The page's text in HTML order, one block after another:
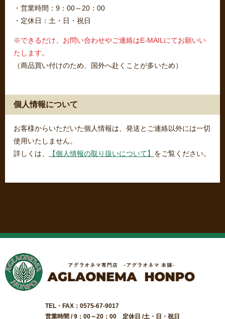
・営業時間：9：00～20：00
・定休日：土・日・祝日
※できるだけ、お問い合わせやご連絡はE-MAILにてお願いい
たします。
（商品買い付けのため、国外へ赴くことが多いため）
個人情報について
お客様からいただいた個人情報は、発送とご連絡以外には一切
使用いたしません。
詳しくは、
【個人情報の取り扱いについて】 をご覧ください。
TEL・FAX：0575-67-9017
営業時間 / 9：00～20：00 定休日 /土・日・祝日